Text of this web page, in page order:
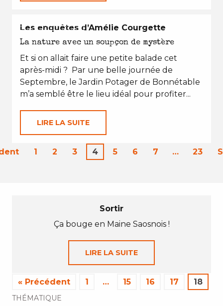
EN TOUTES SAISONS
Les enquêtes d’Amélie Courgette
La nature avec un soupçon de mystère
Et si on allait faire une petite balade cet
après-midi ? Par une belle journée de
Septembre, le Jardin Potager de Bonnétable
m’a semblé être le lieu idéal pour profiter...
LIRE LA SUITE
1 2 3 4 5 6 7 … 23
Sortir
Ça bouge en Maine Saosnois !
LIRE LA SUITE
« Précédent 1 … 15 16 17 18
THÉMATIQUE